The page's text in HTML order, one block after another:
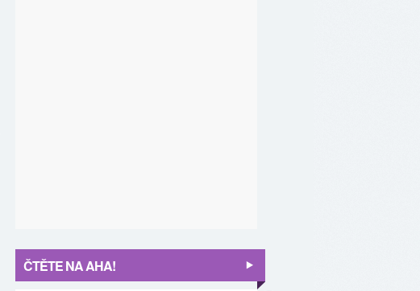
ČTĚTE NA AHA!